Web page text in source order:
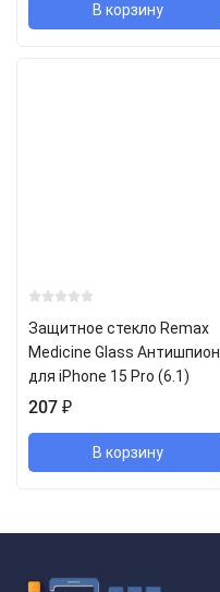
В корзину
Защитное стекло Remax
Medicine Glass Антишпион
для iPhone 15 Pro (6.1)
207 ₽
В корзину